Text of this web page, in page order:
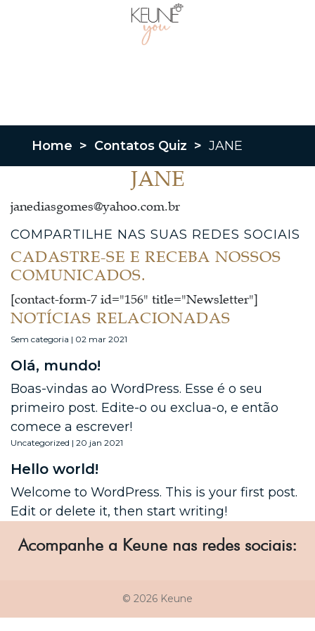
Home > Contatos Quiz > JANE
JANE
janediasgomes@yahoo.com.br
COMPARTILHE NAS SUAS REDES SOCIAIS
CADASTRE-SE E RECEBA NOSSOS
COMUNICADOS.
[contact-form-7 id="156" title="Newsletter"]
NOTÍCIAS RELACIONADAS
Sem categoria | 02 mar 2021
Olá, mundo!
Boas-vindas ao WordPress. Esse é o seu
primeiro post. Edite-o ou exclua-o, e então
comece a escrever!
Uncategorized | 20 jan 2021
Hello world!
Welcome to WordPress. This is your first post.
Edit or delete it, then start writing!
Acompanhe a Keune nas redes sociais:
© 2026 Keune